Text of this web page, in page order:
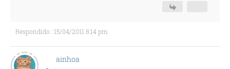
Respondido : 15/04/2011 8:14 pm
ainhoa